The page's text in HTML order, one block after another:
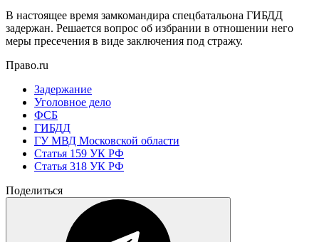
В настоящее время замкомандира спецбатальона ГИБДД
задержан. Решается вопрос об избрании в отношении него
меры пресечения в виде заключения под стражу.
Право.ru
Задержание
Уголовное дело
ФСБ
ГИБДД
ГУ МВД Московской области
Статья 159 УК РФ
Статья 318 УК РФ
Поделиться